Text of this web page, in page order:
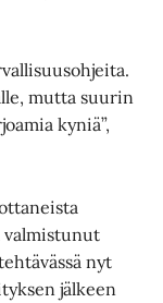
mutta suurin
kyniä”,
valmistunut
nyt
jälkeen